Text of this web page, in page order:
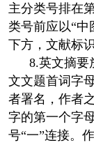
主分类号排在
类号前应以“中
下方，文献标
8.英文摘要
文文题首词字
者署名，作者
字的第一个字
号“一”连接。